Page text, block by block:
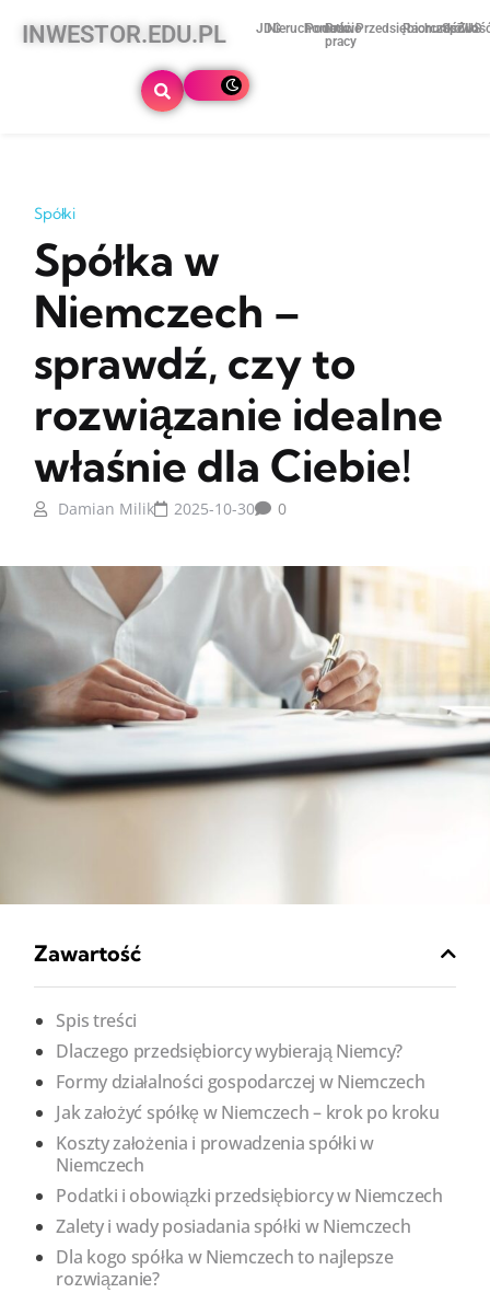
INWESTOR.EDU.PL JDGNieruchomości
Podatki
Prawo
pracy
Przedsiębiorczość
Spółki
ZUS
Spółki
Spółka w
Niemczech –
sprawdź, czy to
rozwiązanie idealne
właśnie dla Ciebie!
Damian Milik 2025-10-30 0
Zawartość
Spis treści
Dlaczego przedsiębiorcy wybierają Niemcy?
Formy działalności gospodarczej w Niemczech
Jak założyć spółkę w Niemczech – krok po kroku
Koszty założenia i prowadzenia spółki w
Niemczech
Podatki i obowiązki przedsiębiorcy w Niemczech
Zalety i wady posiadania spółki w Niemczech
Dla kogo spółka w Niemczech to najlepsze
rozwiązanie?